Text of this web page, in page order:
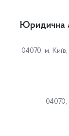
Юридична
04070, м.
04070,